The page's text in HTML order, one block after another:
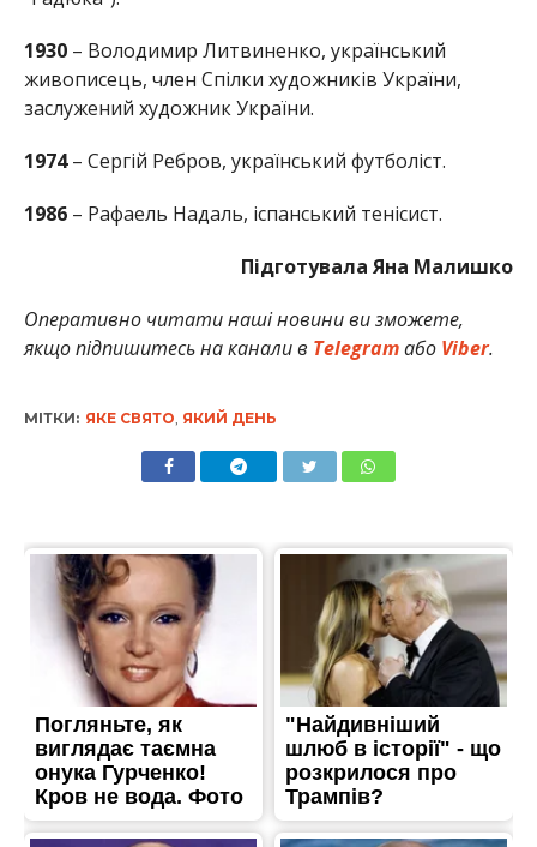
1930– Володимир Литвиненко, український
живописець, член Спілки художників України,
заслужений художник України.
1974– Сергій Ребров, український футболіст.
1986– Рафаель Надаль, іспанський тенісист.
Підготувала Яна Малишко
Оперативно читати наші новини ви зможете,
якщо підпишитесь на канали в Telegramабо Viber.
МІТКИ: ЯКЕ СВЯТО, ЯКИЙ ДЕНЬ